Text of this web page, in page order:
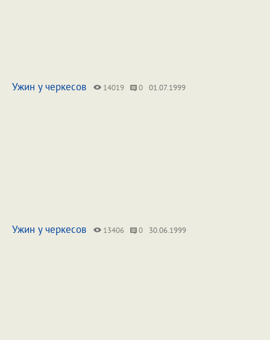
Ужин у черкесов 14019 0 01.07.1999
Ужин у черкесов 13406 0 30.06.1999